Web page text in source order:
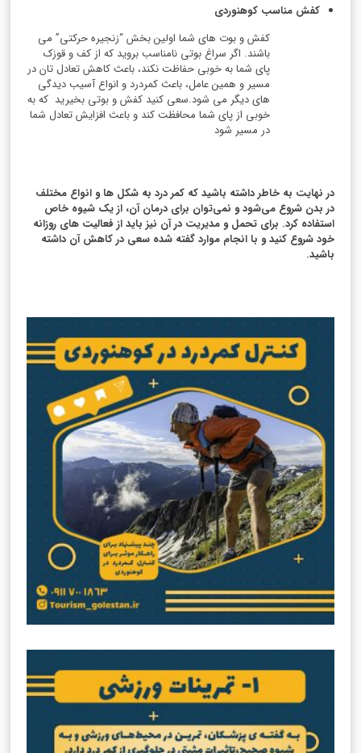
کفش مناسب کوهنوردی
کفش و بوت های شما اولین بخش “زنجیره حرکتی” می
باشند. اگر سراغ بوتی نامناسب بروید که از کف و قوزک
پای شما به خوبی حفاظت نکند، باعث کاهش تعادل تان در
مسیر و همین عامل، باعث کمردرد و انواع آسیب دیدگی
های دیگر می شود.سعی کنید کفش و بوتی بخیرید که به
خوبی از پای شما محافظت کند و باعث افزایش تعادل شما
در مسیر شود
در نهایت به خاطر داشته باشید که کمر درد به شکل ها و انواع مختلف
در بدن شروع می‌شود و نمی‌توان برای درمان آن، از یک شیوه خاص
استفاده کرد. برای تحمل و مدیریت در آن نیز باید از فعالیت های روزانه
خود شروع کنید و با انجام موارد گفته شده سعی در کاهش آن داشته
باشید.